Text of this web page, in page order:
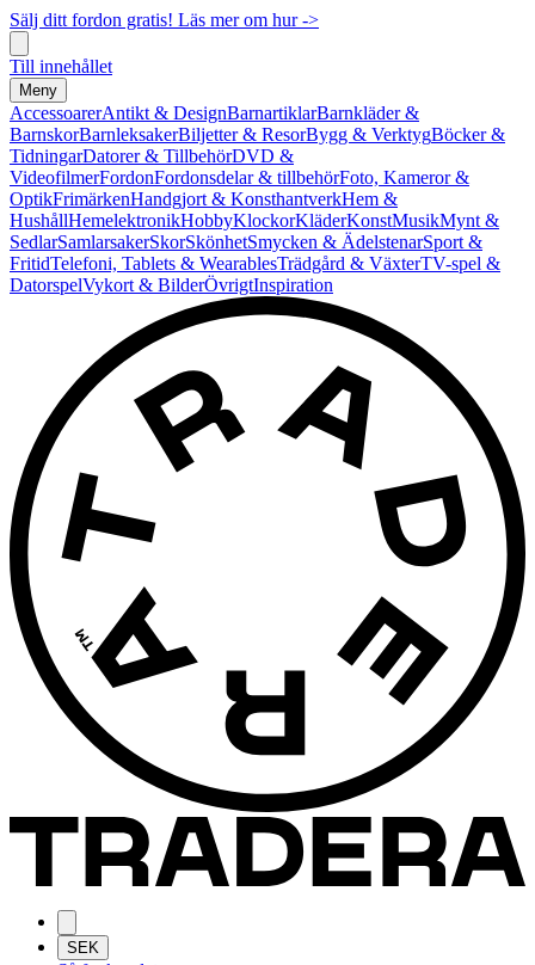
Sälj ditt fordon gratis! Läs mer om hur ->
Till innehållet
Meny
AccessoarerAntikt & DesignBarnartiklarBarnkläder &
BarnskorBarnleksakerBiljetter & ResorBygg & VerktygBöcker &
TidningarDatorer & TillbehörDVD &
VideofilmerFordonFordonsdelar & tillbehörFoto, Kameror &
OptikFrimärkenHandgjort & KonsthantverkHem &
HushållHemelektronikHobbyKlockorKläderKonstMusikMynt &
SedlarSamlarsakerSkorSkönhetSmycken & ÄdelstenarSport &
FritidTelefoni, Tablets & WearablesTrädgård & VäxterTV-spel &
DatorspelVykort & BilderÖvrigtInspiration
SEK